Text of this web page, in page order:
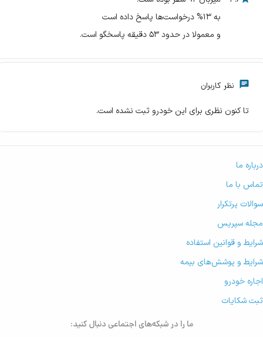
به ۱۳% درخواست‌ها پاسخ داده است
و معمولا در حدود ۵۳ دقیقه پاسخگو است.
نظر کاربران
تا کنون نظری برای این خودرو ثبت نشده است.
درباره ما
تماس با ما
سوالات پرتکرار
مجله سپریس
شرایط و قوانین استفاده
شرایط و پوشش‌های بیمه
اجاره خودرو
ثبت شکایات
ما را در شبکه‌های اجتماعی دنبال کنید: